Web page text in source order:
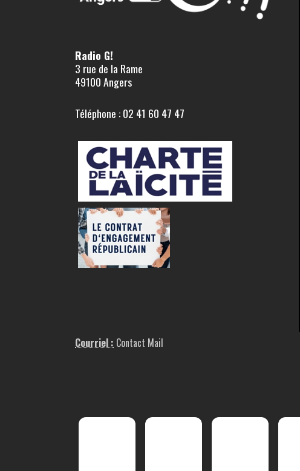
Radio G!
3 rue de la Rame
49100 Angers
Téléphone : 02 41 60 47 47
Courriel : Contact Mail